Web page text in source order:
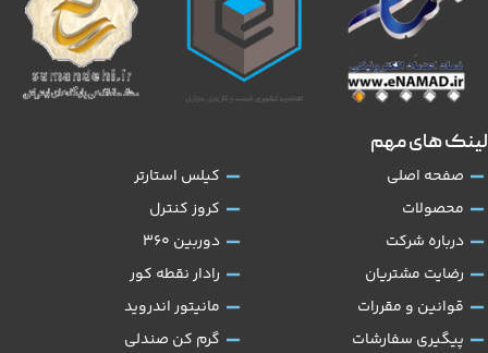
لینک های مهم
صفحه اصلی
محصولات
درباره شرکت
رضایت مشتریان
قوانین و مقررات
پیگیری سفارشات
کیلس استارتر
کروز کنترل
دوربین 360
رادار نقطه کور
مانیتور اندروید
گرم کن صندلی